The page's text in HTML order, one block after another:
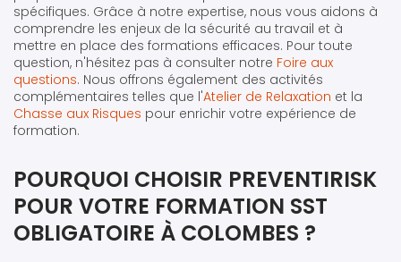
spécifiques. Grâce à notre expertise, nous vous aidons à
comprendre les enjeux de la sécurité au travail et à
mettre en place des formations efficaces. Pour toute
question, n'hésitez pas à consulter notre Foire aux
questions. Nous offrons également des activités
complémentaires telles que l'Atelier de Relaxation et la
Chasse aux Risques pour enrichir votre expérience de
formation.
POURQUOI CHOISIR PREVENTIRISK
POUR VOTRE FORMATION SST
OBLIGATOIRE À COLOMBES ?